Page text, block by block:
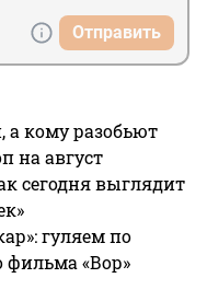
Отправить
кому разобьют
на август
сегодня выглядит
гуляем по
фильма «Вор»